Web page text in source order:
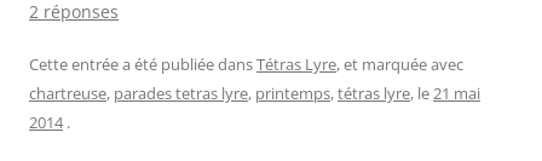
2 réponses
Cette entrée a été publiée dansTétras Lyre, et marquée avec
chartreuse, parades tetras lyre, printemps,tétras lyre, le21 mai
2014 .